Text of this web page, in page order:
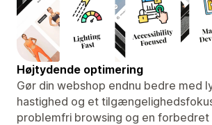
Højtydende optimering
Gør din webshop endnu bedre med
hastighed og et
problemfri browsing og en forbedret